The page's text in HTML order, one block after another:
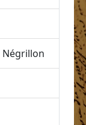
Négrillon